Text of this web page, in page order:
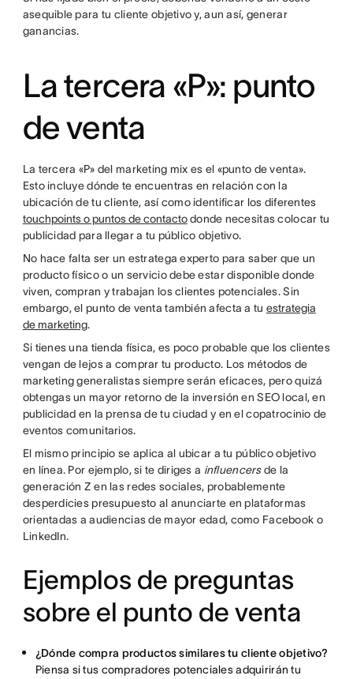
asequible para tu cliente objetivo y, aun así, generar
ganancias.
La tercera «P»: punto
de venta
La tercera «P» del marketing mix es el «punto de venta».
Esto incluye dónde te encuentras en relación con la
ubicación de tu cliente, así como identificar los diferentes
touchpoints o puntos de contactodonde necesitas colocar tu
publicidad para llegar a tu público objetivo.
No hace falta ser un estratega experto para saber que un
producto físico o un servicio debe estar disponible donde
viven, compran y trabajan los clientes potenciales. Sin
embargo, el punto de venta también afecta a tu estrategia
de marketing.
Si tienes una tienda física, es poco probable que los clientes
vengan de lejos a comprar tu producto. Los métodos de
marketing generalistas siempre serán eficaces, pero quizá
obtengas un mayor retorno de la inversión en SEO local, en
publicidad en la prensa de tu ciudad y en el copatrocinio de
eventos comunitarios.
El mismo principio se aplica al ubicar a tu público objetivo
en línea. Por ejemplo, si te diriges a influencersde la
generación Z en las redes sociales, probablemente
desperdicies presupuesto al anunciarte en plataformas
orientadas a audiencias de mayor edad, como Facebook o
LinkedIn.
Ejemplos de preguntas
sobre el punto de venta
¿Dónde compra productos similares tu cliente objetivo?
Piensa si tus compradores potenciales adquirirán tu